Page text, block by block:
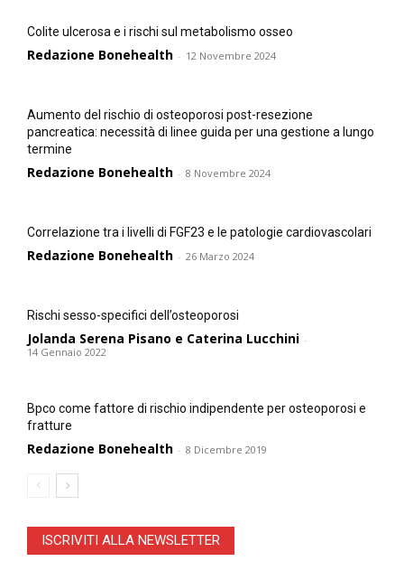
ISCRIVITI ALLA NEWSLETTER
Colite ulcerosa e i rischi sul metabolismo osseo
Redazione Bonehealth - 12 Novembre 2024
Aumento del rischio di osteoporosi post-resezione
pancreatica: necessità di linee guida per una gestione a lungo
termine
Redazione Bonehealth - 8 Novembre 2024
Correlazione tra i livelli di FGF23 e le patologie cardiovascolari
Redazione Bonehealth - 26 Marzo 2024
Rischi sesso-specifici dell’osteoporosi
Jolanda Serena Pisano e Caterina Lucchini -
14 Gennaio 2022
Bpco come fattore di rischio indipendente per osteoporosi e
fratture
Redazione Bonehealth - 8 Dicembre 2019